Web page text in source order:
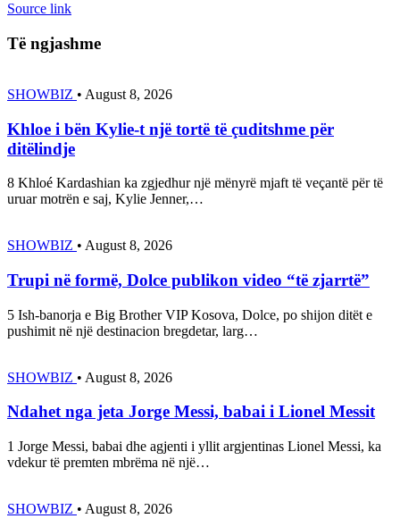
Source link
Të ngjashme
SHOWBIZ • August 8, 2026
Khloe i bën Kylie-t një tortë të çuditshme për
ditëlindje
8 Khloé Kardashian ka zgjedhur një mënyrë mjaft të veçantë për të
uruar motrën e saj, Kylie Jenner,…
SHOWBIZ • August 8, 2026
Trupi në formë, Dolce publikon video “të zjarrtë”
5 Ish-banorja e Big Brother VIP Kosova, Dolce, po shijon ditët e
pushimit në një destinacion bregdetar, larg…
SHOWBIZ • August 8, 2026
Ndahet nga jeta Jorge Messi, babai i Lionel Messit
1 Jorge Messi, babai dhe agjenti i yllit argjentinas Lionel Messi, ka
vdekur të premten mbrëma në një…
SHOWBIZ • August 8, 2026